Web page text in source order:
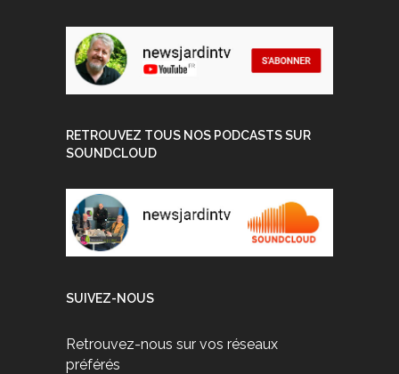
RETROUVEZ TOUS NOS PODCASTS SUR
SOUNDCLOUD
SUIVEZ-NOUS
Retrouvez-nous sur vos réseaux
préférés